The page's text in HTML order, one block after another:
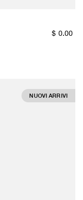
$ 0.00
NUOVI ARRIVI